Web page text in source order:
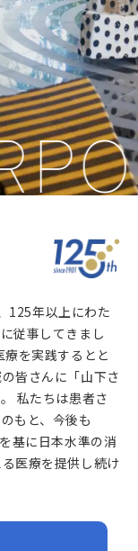
125年以上にわた
従事してきまし
を実践するとと
皆さんに「山下さ
私たちは患者さ
もと、今後も
基に日本水準の消
医療を提供し続け